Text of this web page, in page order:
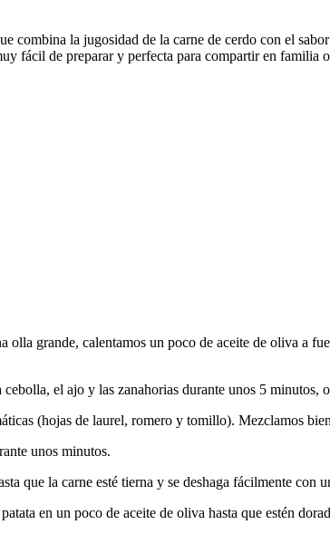
combina la jugosidad de la carne de cerdo con el
fácil de preparar y perfecta para compartir en familia
grande, calentamos un poco de aceite de oliva a
el ajo y las zanahorias durante unos 5 minutos,
(hojas de laurel, romero y tomillo). Mezclamos
unos minutos.
que la carne esté tierna y se deshaga fácilmente con
en un poco de aceite de oliva hasta que estén